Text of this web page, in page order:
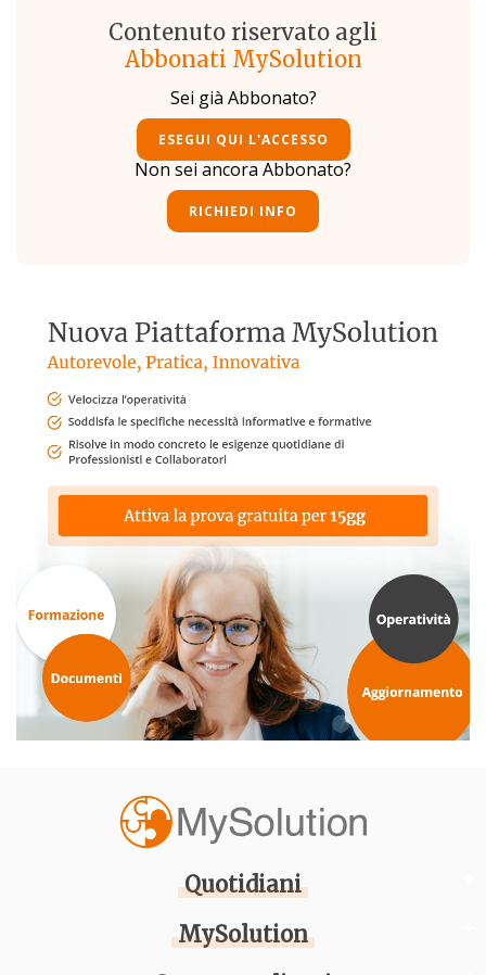
Contenuto riservato agli
Abbonati MySolution
Sei già Abbonato?
ESEGUI QUI L'ACCESSO
Non sei ancora Abbonato?
RICHIEDI INFO
Quotidiani
MySolution